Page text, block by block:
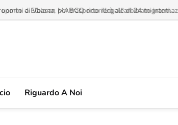
di Valona, MABCO ricorrerà all'arbitrato
Riguardo A Noi